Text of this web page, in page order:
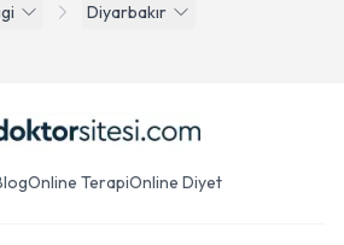
Diyarbakır
Online TerapiOnline Diyet